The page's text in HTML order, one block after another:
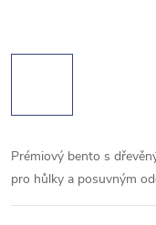
Prémiový bento s
pro hůlky a posuvným